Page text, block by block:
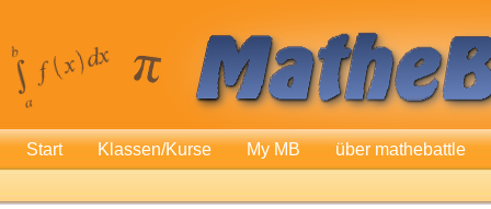
Start Klassen/Kurse My MB über mathebattle